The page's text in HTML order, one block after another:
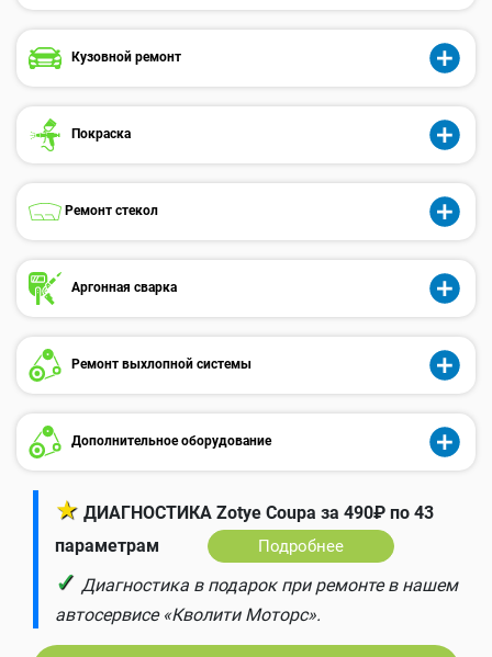
Кузовной ремонт
Покраска
Ремонт стекол
Аргонная сварка
Ремонт выхлопной системы
Дополнительное оборудование
★ ДИАГНОСТИКА Zotye Coupa за 490₽ по 43
параметрам
Подробнее
✓ Диагностика в подарок при ремонте в нашем
автосервисе «Кволити Моторс».